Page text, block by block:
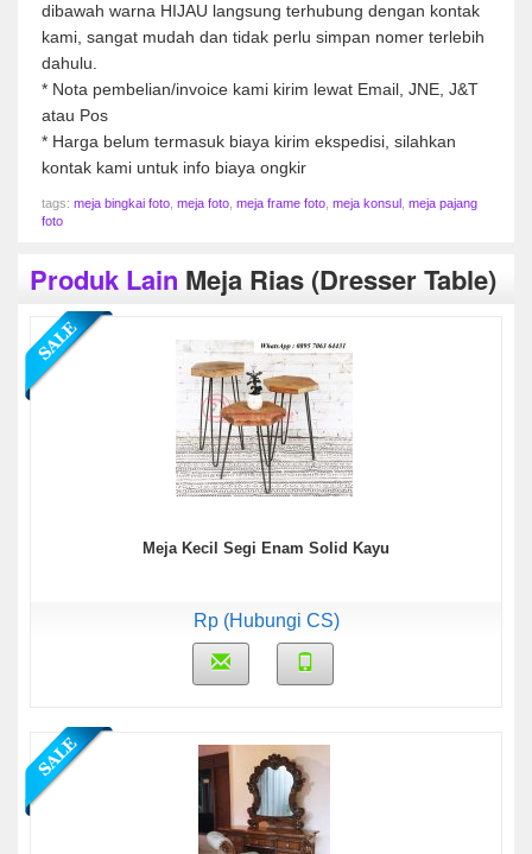
dibawah warna HIJAU langsung terhubung dengan kontak
kami, sangat mudah dan tidak perlu simpan nomer terlebih
dahulu.
* Nota pembelian/invoice kami kirim lewat Email, JNE, J&T
atau Pos
* Harga belum termasuk biaya kirim ekspedisi, silahkan
kontak kami untuk info biaya ongkir
tags: meja bingkai foto meja foto meja frame foto meja konsul meja pajang
foto
Produk Lain Meja Rias (dresser Table)
Meja Kecil Segi Enam Solid Kayu
Rp (Hubungi CS)